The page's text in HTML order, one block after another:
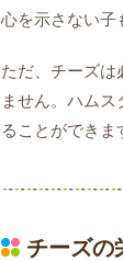
心を示さない子
ただ、チーズは
ません。ハム
ることができま
チーズの